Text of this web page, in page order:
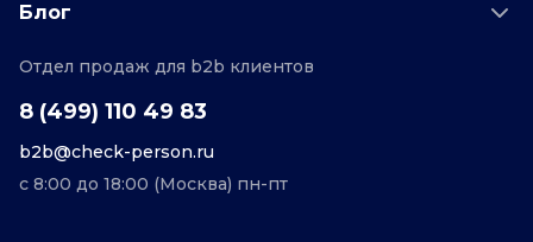
О проекте
Персональные данные
Блог
Редакционная политика
Отдел продаж для b2b клиентов
8 (499) 110 49 83
b2b@check-person.ru
с 8:00 до 18:00 (Москва) пн-пт